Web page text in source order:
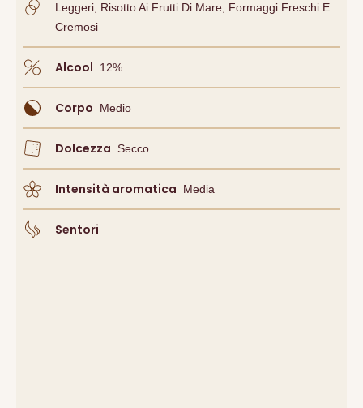
Leggeri, Risotto Ai Frutti Di Mare, Formaggi Freschi E
Cremosi
Alcool 12%
Corpo Medio
Dolcezza Secco
Intensità aromatica Media
Sentori